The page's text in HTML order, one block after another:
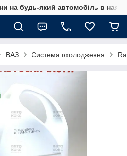
на будь-який автомобіль в
ВАЗ Система охолодження